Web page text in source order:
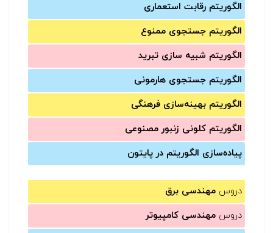
الگوریتم رقابت استعماری
الگوریتم جستجوی ممنوع
الگوریتم شبیه سازی تبرید
الگوریتم جستجوی هارمونی
الگوریتم بهینه‌سازی فرهنگی
الگوریتم کلونی زنبور مصنوعی
پیاده‌سازی الگوریتم در پایتون
دروس مهندسی برق
دروس مهندسی کامپیوتر